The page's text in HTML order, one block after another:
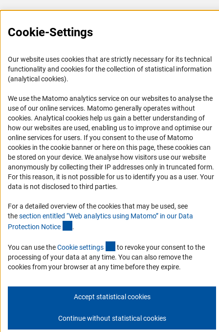
Представительство DFG в России/СНГ 2003 - 2022
История Представительства 2003 - 2022
Органы управления
Задачи DFG
История DFG
Финансирование
Совместные конкурсы с российскими партнёрскими
организациями
Партнёры DFG в России
Часто задаваемые вопросы (FAQ)
DFG Newsletter
Receive news from the DFG directly in your mailbox.
Cookie-Settings
Our website uses cookies that are strictly necessary for its technical
functionality and cookies for the collection of statistical information
(analytical cookies).
We use the Matomo analytics service on our websites to analyse the
use of our online services. Matomo generally operates without
cookies(Anc
. Analytical cookies help us gain a better understanding of
how our websites are used, enabling us to improve and optimise our
online services for users. If you consent to the use of Matomo
cookies in the cookie banner or here on this page, these cookies can
be stored on your device. We analyse how visitors use our website
anonymously by collecting their IP addresses only in truncated form.
For this reason, it is not possible for us to identify you as a user. Your
data is not disclosed to third parties.
For a detailed overview of the cookies that may be used, see
thesection entitled “Web analytics using Matomo” in our Data
Protection Notice .
You can use theCookie settings (externer Link)
to revoke your consent to the
processing of your data at any time. You can also remove the
cookies from your browser at any time before they expire.
Accept statistical cookies
Continue without statistical cookies